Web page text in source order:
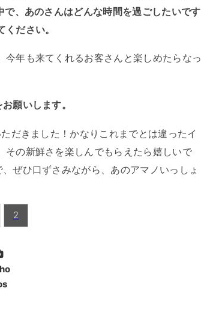
、あのさんはどんな時間を過ごしたいです
ださい。
年も来てくれるお客さんと楽しめたらなっ
願いします。
だきました！かなりこれまでとは違ったイ
その新鮮さを楽しんでもらえたら嬉しいで
ぜひ口ずさみながら、あのアマノいっしょ
2